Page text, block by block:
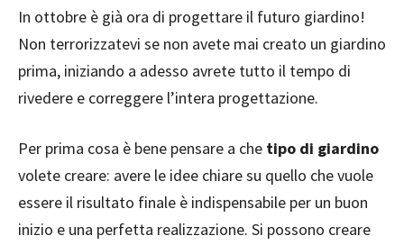
In ottobre è già ora di progettare il futuro giardino!
Non terrorizzatevi se non avete mai creato un giardino
prima, iniziando a adesso avrete tutto il tempo di
rivedere e correggere l’intera progettazione.
Per prima cosa è bene pensare a che tipo di giardino
volete creare: avere le idee chiare su quello che vuole
essere il risultato finale è indispensabile per un buon
inizio e una perfetta realizzazione. Si possono creare